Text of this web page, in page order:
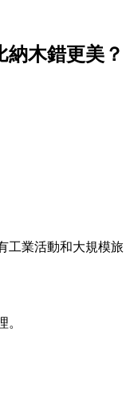
木錯更美？
工業活動和大規模旅
。